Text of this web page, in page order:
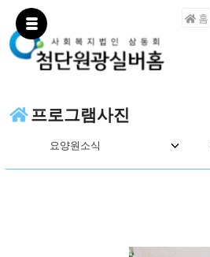
홈
프로그램사진
요양원소식